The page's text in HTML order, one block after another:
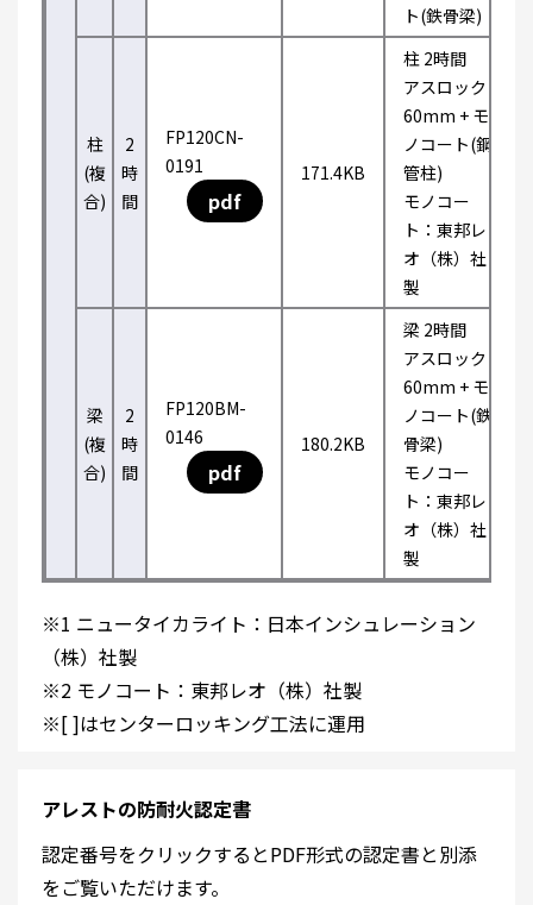
ト(鉄骨梁)
柱
(複
合)
2
時
間
FP120CN-
0191
pdf
171.4KB
柱 2時間
アスロック
60mm + モ
ノコート(鋼
管柱)
モノコー
ト：東邦レ
オ（株）社
製
梁
(複
合)
2
時
間
FP120BM-
0146
pdf
180.2KB
梁 2時間
アスロック
60mm + モ
ノコート(鉄
骨梁)
モノコー
ト：東邦レ
オ（株）社
製
※1 ニュータイカライト：日本インシュレーション
（株）社製
※2 モノコート：東邦レオ（株）社製
※[ ]はセンターロッキング工法に運用
アレストの防耐火認定書
認定番号をクリックするとPDF形式の認定書と別添
をご覧いただけます。